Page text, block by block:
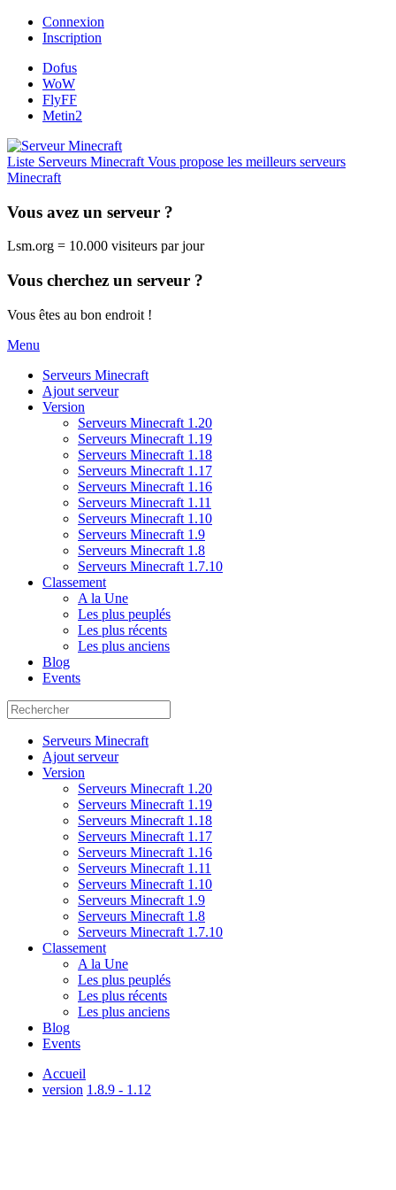
Connexion
Inscription
Dofus
WoW
FlyFF
Metin2
Liste Serveurs Minecraft Vous propose les meilleurs serveurs
Minecraft
Vous avez un serveur ?
Lsm.org = 10.000 visiteurs par jour
Vous cherchez un serveur ?
Vous êtes au bon endroit !
Menu
Serveurs Minecraft
Ajout serveur
Version
Serveurs Minecraft 1.20
Serveurs Minecraft 1.19
Serveurs Minecraft 1.18
Serveurs Minecraft 1.17
Serveurs Minecraft 1.16
Serveurs Minecraft 1.11
Serveurs Minecraft 1.10
Serveurs Minecraft 1.9
Serveurs Minecraft 1.8
Serveurs Minecraft 1.7.10
Classement
A la Une
Les plus peuplés
Les plus récents
Les plus anciens
Blog
Events
Serveurs Minecraft
Ajout serveur
Version
Serveurs Minecraft 1.20
Serveurs Minecraft 1.19
Serveurs Minecraft 1.18
Serveurs Minecraft 1.17
Serveurs Minecraft 1.16
Serveurs Minecraft 1.11
Serveurs Minecraft 1.10
Serveurs Minecraft 1.9
Serveurs Minecraft 1.8
Serveurs Minecraft 1.7.10
Classement
A la Une
Les plus peuplés
Les plus récents
Les plus anciens
Blog
Events
Accueil
version 1.8.9 - 1.12